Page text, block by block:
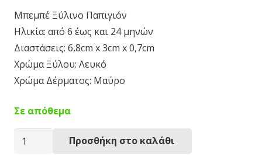
Μπεμπέ Ξύλινο Παπιγιόν
Ηλικία: από 6 έως και 24 μηνών
Διαστάσεις: 6,8cm x 3cm x 0,7cm
Χρώμα Ξύλου: Λευκό
Χρώμα Δέρματος: Μαύρο
Σε απόθεμα
Παπιγιόν
Προσθήκη στο καλάθι